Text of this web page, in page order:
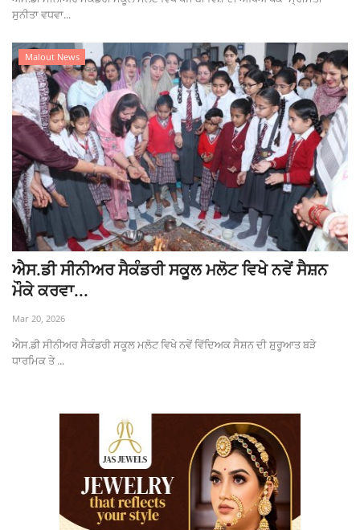
ਸੁਨੀਤਾ ਵਧਵਾ...
Malout News
ਐਸ.ਡੀ ਸੀਨੀਅਰ ਸੈਕੰਡਰੀ ਸਕੂਲ ਮਲੋਟ ਵਿਖੇ ਨਵੇਂ ਸੈਸ਼ਨ
ਮੌਕੇ ਕਰਵਾ...
Mar 20, 2026
ਐਸ.ਡੀ ਸੀਨੀਅਰ ਸੈਕੰਡਰੀ ਸਕੂਲ ਮਲੋਟ ਵਿਖੇ ਨਵੇਂ ਵਿੱਦਿਅਕ ਸੈਸ਼ਨ ਦੀ ਸ਼ੁਰੂਆਤ ਬੜੇ
ਧਾਰਮਿਕ ਤੇ ...